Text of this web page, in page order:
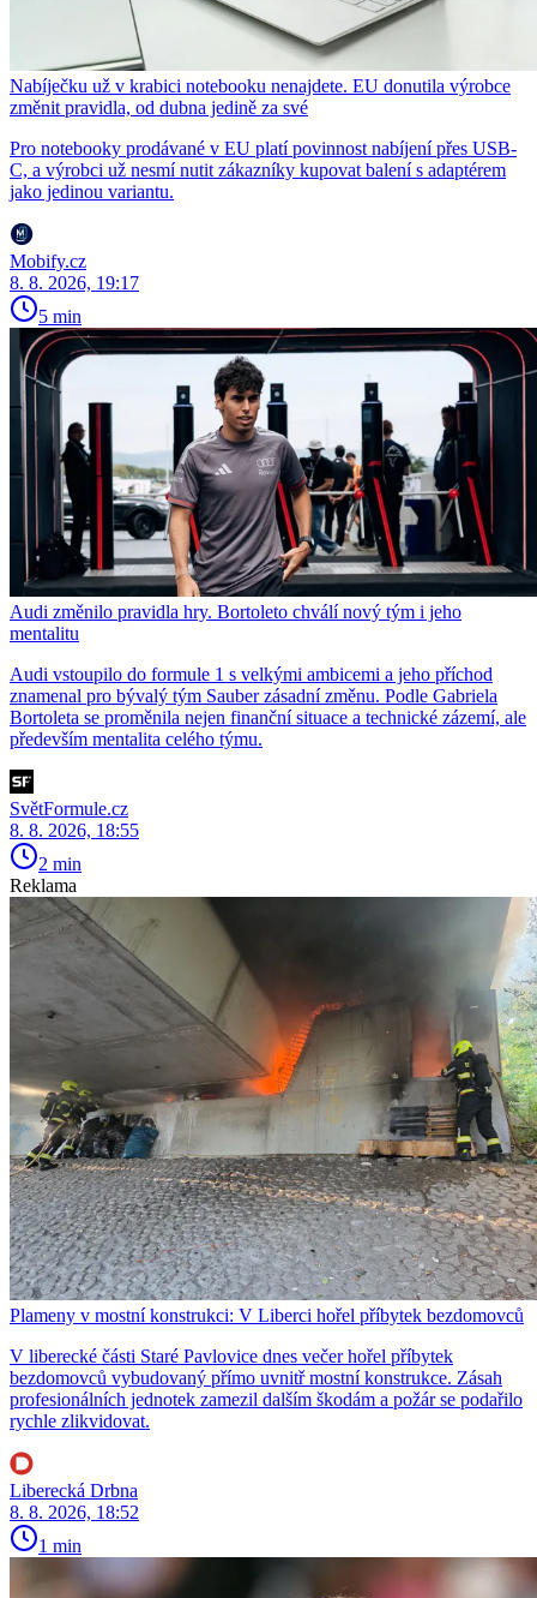
Nabíječku už v krabici notebooku nenajdete. EU donutila výrobce
změnit pravidla, od dubna jedině za své
Pro notebooky prodávané v EU platí povinnost nabíjení přes USB-
C, a výrobci už nesmí nutit zákazníky kupovat balení s adaptérem
jako jedinou variantu.
Mobify.cz
8. 8. 2026, 19:17
5 min
Audi změnilo pravidla hry. Bortoleto chválí nový tým i jeho
mentalitu
Audi vstoupilo do formule 1 s velkými ambicemi a jeho příchod
znamenal pro bývalý tým Sauber zásadní změnu. Podle Gabriela
Bortoleta se proměnila nejen finanční situace a technické zázemí, ale
především mentalita celého týmu.
SvětFormule.cz
8. 8. 2026, 18:55
2 min
Reklama
Plameny v mostní konstrukci: V Liberci hořel příbytek bezdomovců
V liberecké části Staré Pavlovice dnes večer hořel příbytek
bezdomovců vybudovaný přímo uvnitř mostní konstrukce. Zásah
profesionálních jednotek zamezil dalším škodám a požár se podařilo
rychle zlikvidovat.
Liberecká Drbna
8. 8. 2026, 18:52
1 min